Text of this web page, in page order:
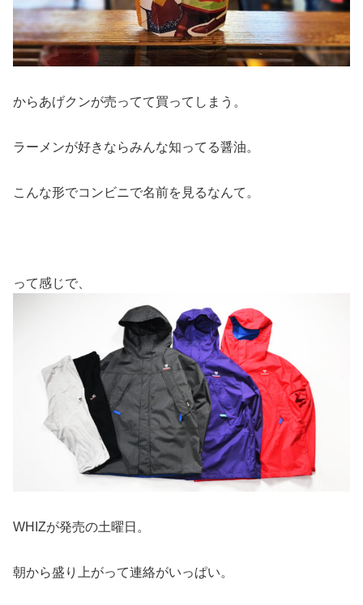
からあげクンが売ってて買ってしまう。
ラーメンが好きならみんな知ってる醤油。
こんな形でコンビニで名前を見るなんて。
って感じで、
WHIZが発売の土曜日。
朝から盛り上がって連絡がいっぱい。